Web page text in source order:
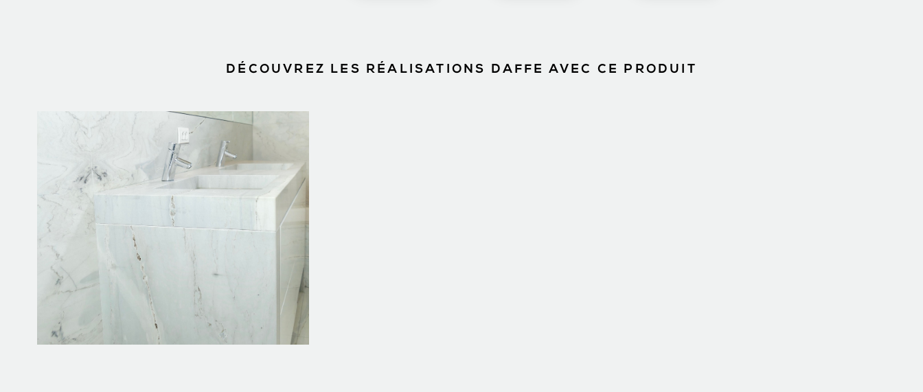
DÉCOUVREZ LES RÉALISATIONS DAFFE AVEC CE PRODUIT